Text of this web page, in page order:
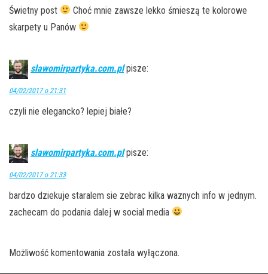
Świetny post
Choć mnie zawsze lekko śmieszą te kolorowe
skarpety u Panów
slawomirpartyka.com.pl pisze:
04/02/2017 o 21:31
czyli nie elegancko? lepiej białe?
slawomirpartyka.com.pl pisze:
04/02/2017 o 21:33
bardzo dziekuje staralem sie zebrac kilka waznych info w jednym.
zachecam do podania dalej w social media
Możliwość komentowania została wyłączona.